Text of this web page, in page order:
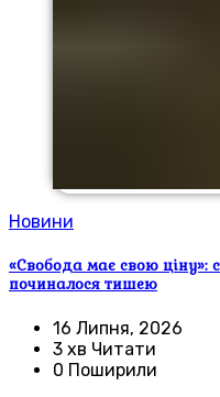
Новини
«Свобода має свою ціну»:
починалося тишею
16 Липня, 2026
3 хв Читати
0 Поширили